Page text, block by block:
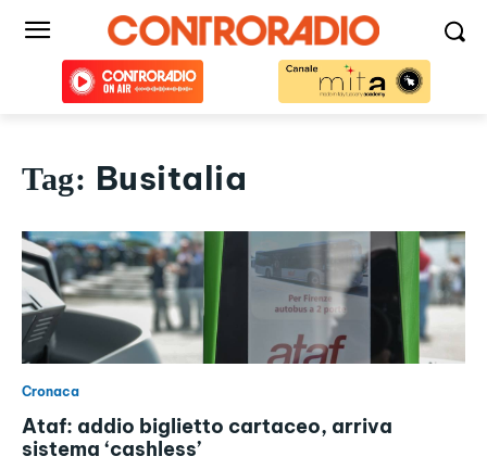
Tag: Busitalia
Cronaca
Ataf: addio biglietto cartaceo, arriva
sistema ‘cashless’